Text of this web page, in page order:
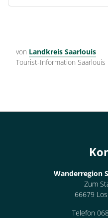
von Landkreis Saarlouis
Tourist-Information Saarlouis
Wanderregion
Zum
66679
Telefon